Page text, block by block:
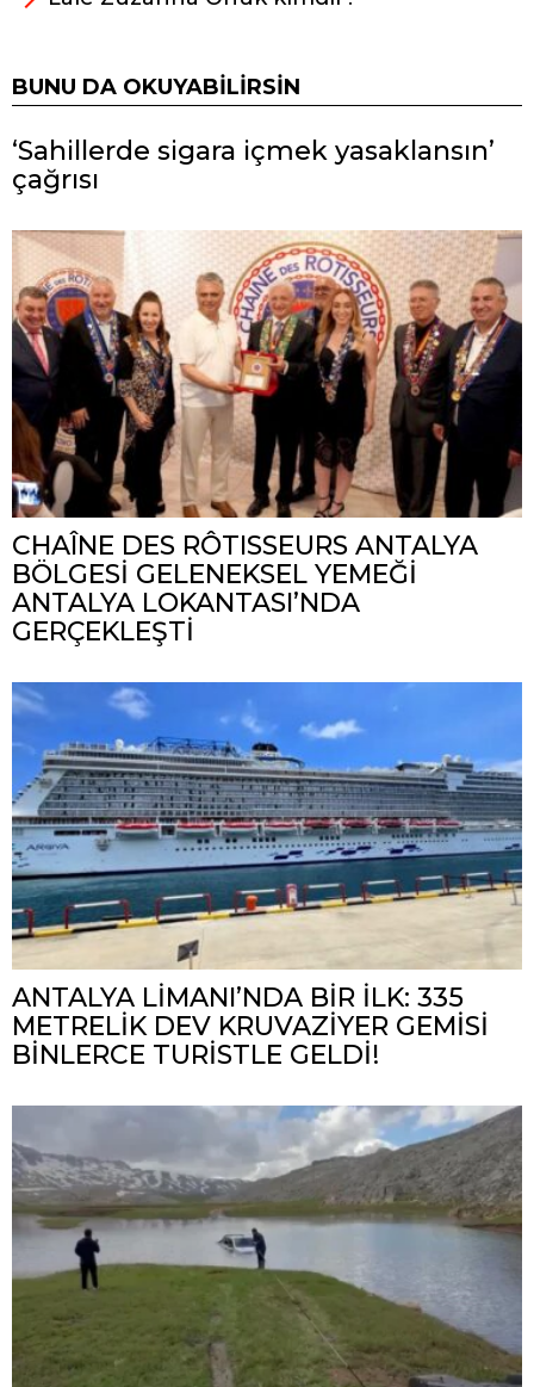
BUNU DA OKUYABILIRSIN
‘Sahillerde sigara içmek yasaklansın’
çağrısı
CHAÎNE DES RÔTISSEURS ANTALYA
BÖLGESİ GELENEKSEL YEMEĞİ
ANTALYA LOKANTASI’NDA
GERÇEKLEŞTİ
ANTALYA LİMANI’NDA BİR İLK: 335
METRELİK DEV KRUVAZİYER GEMİSİ
BİNLERCE TURİSTLE GELDİ!